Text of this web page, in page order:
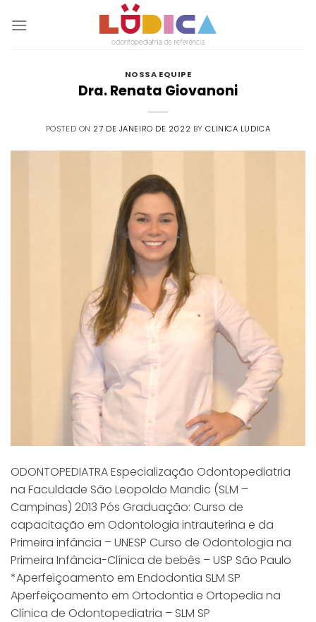
NOSSA EQUIPE
Dra. Renata Giovanoni
POSTED ON 27 DE JANEIRO DE 2022 BYCLINICA LUDICA
ODONTOPEDIATRA Especialização Odontopediatria
na Faculdade São Leopoldo Mandic (SLM –
Campinas) 2013 Pós Graduação: Curso de
capacitação em Odontologia intrauterina e da
Primeira infância – UNESP Curso de Odontologia na
Primeira Infância-Clínica de bebês – USP São Paulo
*Aperfeiçoamento em Endodontia SLM SP
Aperfeiçoamento em Ortodontia e Ortopedia na
Clínica de Odontopediatria – SLM SP